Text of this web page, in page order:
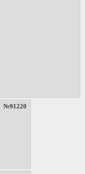
№91220